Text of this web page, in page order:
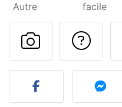
Autre facile
Publier